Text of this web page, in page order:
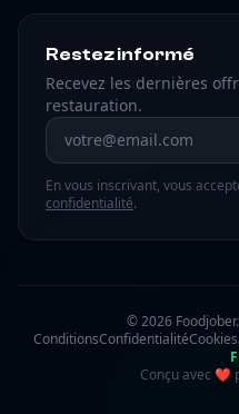
Restez informé
Recevez les dernières
restauration.
Adresse email
En vous inscrivant, vous
confidentialité.
© 2026
ConditionsConfidentialitéCookies
Conçu avec ❤